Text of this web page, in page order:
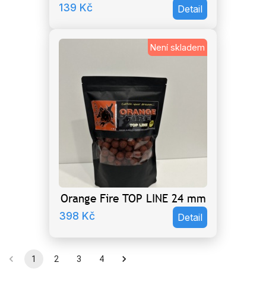
139 Kč Detail
Není skladem
Orange Fire TOP LINE 24 mm
398 Kč Detail
1 2 3 4